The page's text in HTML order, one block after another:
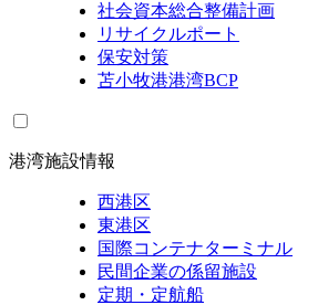
社会資本総合整備計画
リサイクルポート
保安対策
苫小牧港港湾BCP
港湾施設情報
西港区
東港区
国際コンテナターミナル
民間企業の係留施設
定期・定航船